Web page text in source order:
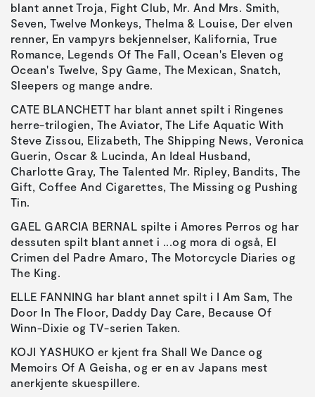
blant annet Troja, Fight Club, Mr. And Mrs. Smith,
Seven, Twelve Monkeys, Thelma & Louise, Der elven
renner, En vampyrs bekjennelser, Kalifornia, True
Romance, Legends Of The Fall, Ocean's Eleven og
Ocean's Twelve, Spy Game, The Mexican, Snatch,
Sleepers og mange andre.
CATE BLANCHETT har blant annet spilt i Ringenes
herre-trilogien, The Aviator, The Life Aquatic With
Steve Zissou, Elizabeth, The Shipping News, Veronica
Guerin, Oscar & Lucinda, An Ideal Husband,
Charlotte Gray, The Talented Mr. Ripley, Bandits, The
Gift, Coffee And Cigarettes, The Missing og Pushing
Tin.
GAEL GARCIA BERNAL spilte i Amores Perros og har
dessuten spilt blant annet i ...og mora di også, El
Crimen del Padre Amaro, The Motorcycle Diaries og
The King.
ELLE FANNING har blant annet spilt i I Am Sam, The
Door In The Floor, Daddy Day Care, Because Of
Winn-Dixie og TV-serien Taken.
KOJI YASHUKO er kjent fra Shall We Dance og
Memoirs Of A Geisha, og er en av Japans mest
anerkjente skuespillere.